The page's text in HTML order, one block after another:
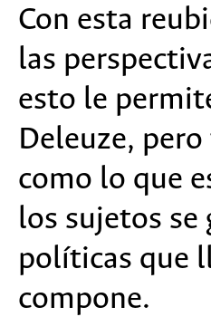
Con esta
las
esto le
Deleuze,
como lo que
los sujetos se
políticas que
compone.